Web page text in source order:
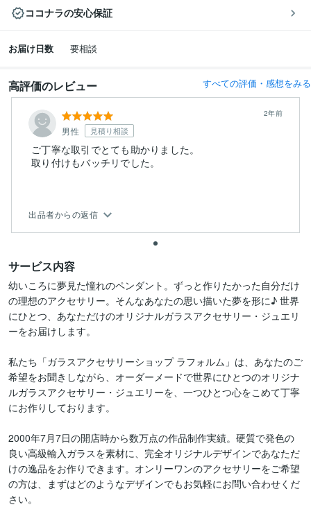
ココナラの安心保証
お届け日数 要相談
高評価のレビュー すべての評価・感想をみる
男性 見積り相談
2年前
ご丁寧な取引でとても助かりました。
取り付けもバッチリでした。
出品者からの返信
サービス内容
幼いころに夢見た憧れのペンダント。ずっと作りたかった自分だけ
の理想のアクセサリー。そんなあなたの思い描いた夢を形に♪ 世界
にひとつ、あなただけのオリジナルガラスアクセサリー・ジュエリ
ーをお届けします。
私たち「ガラスアクセサリーショップ ラフォルム」は、あなたのご
希望をお聞きしながら、オーダーメードで世界にひとつのオリジナ
ルガラスアクセサリー・ジュエリーを、一つひとつ心をこめて丁寧
にお作りしております。
2000年7月7日の開店時から数万点の作品制作実績。硬質で発色の
良い高級輸入ガラスを素材に、完全オリジナルデザインであなただ
けの逸品をお作りできます。オンリーワンのアクセサリーをご希望
の方は、まずはどのようなデザインでもお気軽にお問い合わせくだ
さい。